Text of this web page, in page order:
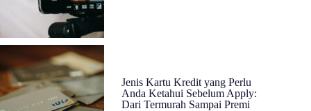
Jenis Kartu Kredit yang Perlu
Anda Ketahui Sebelum Apply:
Dari Termurah Sampai Premi